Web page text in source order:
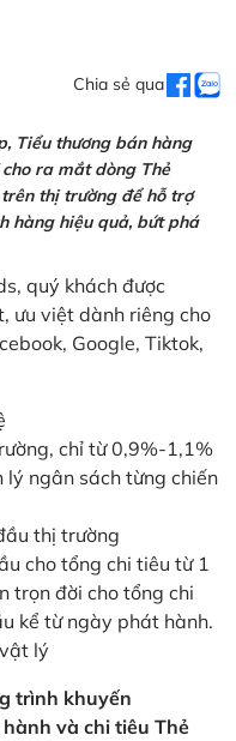
Chia sẻ qua
Tiểu thương bán hàng
ra mắt dòng Thẻ
thị trường để hỗ trợ
hàng hiệu quả, bứt phá
quý khách được
ưu việt dành riêng cho
Google, Tiktok,
chỉ từ 0,9%-1,1%
lý ngân sách từng chiến
thị trường
cho tổng chi tiêu từ 1
trọn đời cho tổng chi
kể từ ngày phát hành.
lý
trình khuyến
và chi tiêu Thẻ